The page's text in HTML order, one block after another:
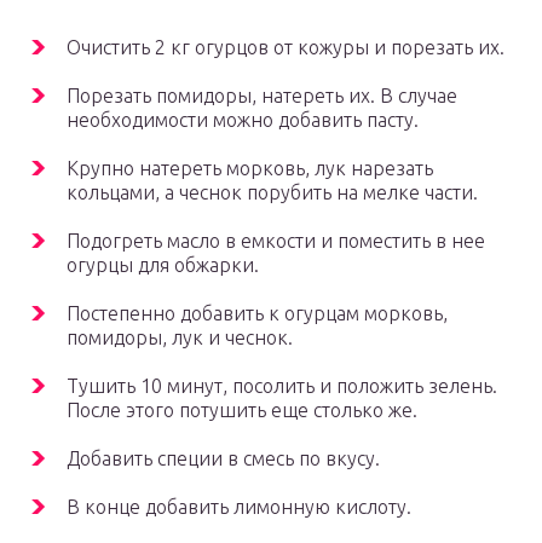
Очистить 2 кг огурцов от кожуры и порезать их.
Порезать помидоры, натереть их. В случае
необходимости можно добавить пасту.
Крупно натереть морковь, лук нарезать
кольцами, а чеснок порубить на мелке части.
Подогреть масло в емкости и поместить в нее
огурцы для обжарки.
Постепенно добавить к огурцам морковь,
помидоры, лук и чеснок.
Тушить 10 минут, посолить и положить зелень.
После этого потушить еще столько же.
Добавить специи в смесь по вкусу.
В конце добавить лимонную кислоту.